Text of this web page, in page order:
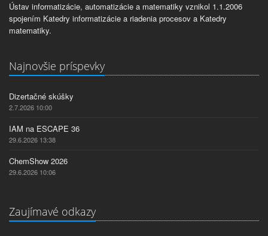
Ústav informatizácie, automatizácie a matematiky vznikol 1.1.2006
spojením Katedry informatizácie a riadenia procesov a Katedry
matematiky.
Najnovšie príspevky
Dizertačné skúšky
2.7.2026 10:00
IAM na ESCAPE 36
29.6.2026 13:38
ChemShow 2026
29.6.2026 10:06
Zaujímavé odkazy